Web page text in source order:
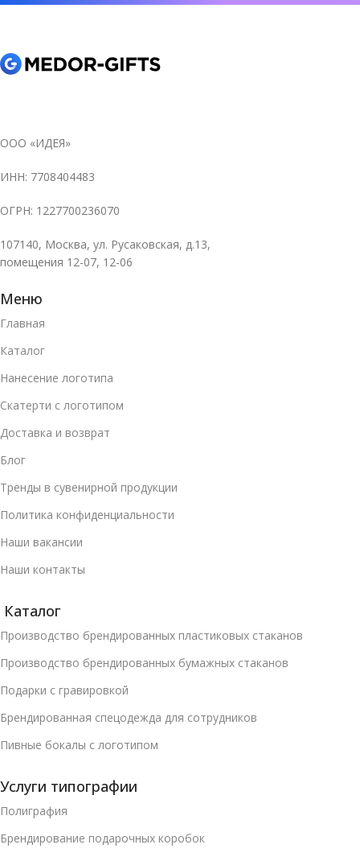
ООО «ИДЕЯ»
ИНН: 7708404483
ОГРН: 1227700236070
107140, Москва, ул. Русаковская, д.13,
помещения 12-07, 12-06
Меню
Главная
Каталог
Нанесение логотипа
Скатерти с логотипом
Доставка и возврат
Блог
Тренды в сувенирной продукции
Политика конфиденциальности
Наши вакансии
Наши контакты
Каталог
Производство брендированных пластиковых стаканов
Производство брендированных бумажных стаканов
Подарки с гравировкой
Брендированная спецодежда для сотрудников
Пивные бокалы с логотипом
Услуги типографии
Полиграфия
Брендирование подарочных коробок